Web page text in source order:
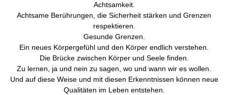
Achtsamkeit.
Achtsame Berührungen, die Sicherheit stärken und Grenzen
respektieren.
Gesunde Grenzen.
Ein neues Körpergefühl und den Körper endlich verstehen.
Die Brücke zwischen Körper und Seele finden.
Zu lernen, ja und nein zu sagen, wo und wann wir es wollen.
Und auf diese Weise und mit diesen Erkenntnissen können neue
Qualitäten im Leben entstehen.